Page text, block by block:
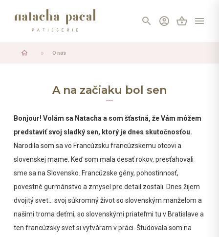
search account_circle shopping_basket menu
home O nás
A na začiaku bol sen
Bonjour! Volám sa Natacha a som šťastná, že Vám môžem
predstaviť svoj sladký sen, ktorý je dnes skutočnosťou.
Narodila som sa vo Francúzsku francúzskemu otcovi a
slovenskej mame. Keď som mala desať rokov, presťahovali
sme sa na Slovensko. Francúzske gény, pohostinnosť,
povestné gurmánstvo a zmysel pre detail zostali. Dnes žijem
dvojitý svet... svoj súkromný život so slovenským manželom a
našimi troma deťmi, so slovenskými priateľmi tu v Bratislave a
ten francúzsky svet si vytváram v práci. Študovala som na